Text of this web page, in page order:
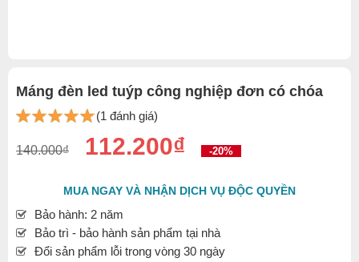
Máng đèn led tuýp công nghiệp đơn có chóa
(1 đánh giá)
140.000₫ 112.200₫ -20%
MUA NGAY VÀ NHẬN DỊCH VỤ ĐỘC QUYỀN
Bảo hành: 2 năm
Bảo trì - bảo hành sản phẩm tại nhà
Đổi sản phẩm lỗi trong vòng 30 ngày